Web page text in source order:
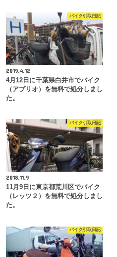
バイク引取日記
2019.4.12
4月12日に千葉県白井市でバイク
（アプリオ）を無料で処分しまし
た。
バイク引取日記
2018.11.9
11月9日に東京都荒川区でバイク
（レッツ２）を無料で処分しまし
た。
バイク引取日記